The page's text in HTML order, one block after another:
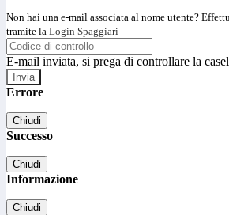
Non hai una e-mail associata al nome utente?
tramite la Login Spaggiari
E-mail inviata, si prega di controllare la
Errore
Chiudi
Successo
Chiudi
Informazione
Chiudi